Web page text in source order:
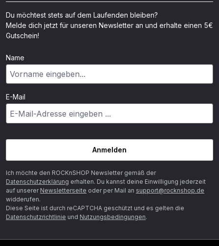
Du möchtest stets auf dem Laufenden bleiben?
Melde dich jetzt für unseren Newsletter an und erhalte einen 5€
Gutschein!
Name
E-Mail
Anmelden
Ich möchte den ROCKnSHOP Newsletter gemäß der
Datenschutzerklärung erhalten. Du kannst deine Einwilligung jederzeit
auf unserer Newsletterseite oder per Mail an support@rocknshop.de
widderufen.
Diese Seite ist durch reCAPTCHA geschützt und es gelten die
Datenschutzrichtlinie und Nutzungsbedingungen.